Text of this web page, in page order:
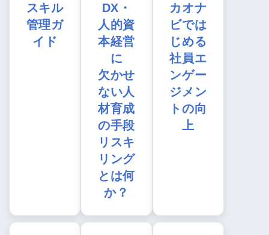
スキル
管理ガ
イド
DX・
人的資
本経営
に
欠かせ
ない人
材育成
の手段
リスキ
リング
とは何
か？
カオナ
ビでは
じめる
社員エ
ンゲー
ジメン
トの向
上